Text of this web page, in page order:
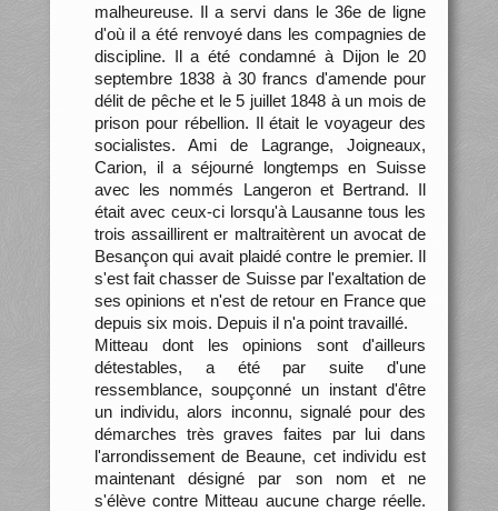
malheureuse. Il a servi dans le 36e de ligne
d'où il a été renvoyé dans les compagnies de
discipline. Il a été condamné à Dijon le 20
septembre 1838 à 30 francs d'amende pour
délit de pêche et le 5 juillet 1848 à un mois de
prison pour rébellion. Il était le voyageur des
socialistes. Ami de Lagrange, Joigneaux,
Carion, il a séjourné longtemps en Suisse
avec les nommés Langeron et Bertrand. Il
était avec ceux-ci lorsqu'à Lausanne tous les
trois assaillirent er maltraitèrent un avocat de
Besançon qui avait plaidé contre le premier. Il
s'est fait chasser de Suisse par l'exaltation de
ses opinions et n'est de retour en France que
depuis six mois. Depuis il n'a point travaillé.
Mitteau dont les opinions sont d'ailleurs
détestables, a été par suite d'une
ressemblance, soupçonné un instant d'être
un individu, alors inconnu, signalé pour des
démarches très graves faites par lui dans
l'arrondissement de Beaune, cet individu est
maintenant désigné par son nom et ne
s'élève contre Mitteau aucune charge réelle.